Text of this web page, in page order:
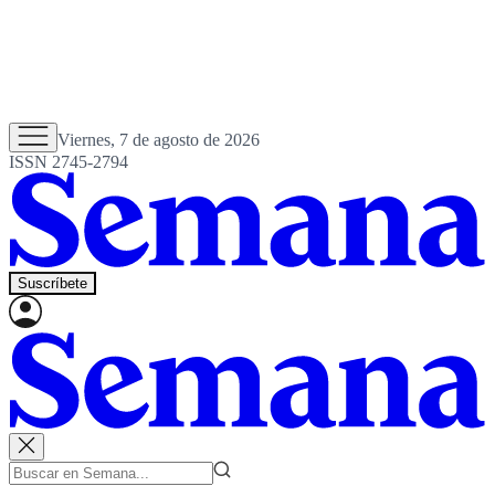
Viernes, 7 de agosto de 2026
ISSN 2745-2794
Suscríbete